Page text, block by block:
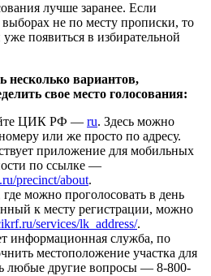
лучше заранее. Если
выборах не по месту прописки, то
появиться в избирательной
несколько вариантов,
свое место голосования:
ЦИК РФ — ru. Здесь можно
или же просто по адресу.
приложение для мобильных
по ссылке —
precinct/about.
можно проголосовать в день
к месту регистрации, можно
services/lk_address/.
информационная служба, по
местоположение участка для
любые другие вопросы — 8-800-